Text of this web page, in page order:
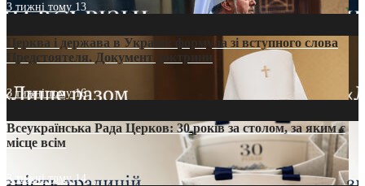
3 тижні тому 13
Церква і держава в Україні: формула зі вступного слова
Предстоятеля. Документ доктрини
3 тижні тому16
Всеукраїнська Рада Церков: 30 років за столом, за яким є
місце всім
3 тижні тому14